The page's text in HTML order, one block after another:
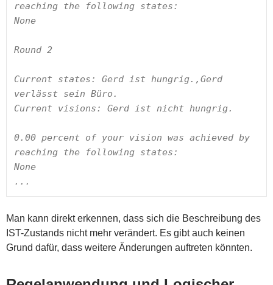
reaching the following states:
None
Round 2
Current states: Gerd ist hungrig.,Gerd
verlässt sein Büro.
Current visions: Gerd ist nicht hungrig.
0.00 percent of your vision was achieved by
reaching the following states:
None
...
Man kann direkt erkennen, dass sich die Beschreibung des
IST-Zustands nicht mehr verändert. Es gibt auch keinen
Grund dafür, dass weitere Änderungen auftreten könnten.